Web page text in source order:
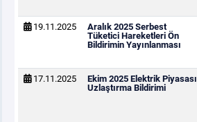
19.11.2025
Aralık 2025 Serbest
Tüketici Hareketleri Ön
Bildirimin Yayınlanması
17.11.2025
Ekim 2025 Elektrik Piyasası
Uzlaştırma Bildirimi